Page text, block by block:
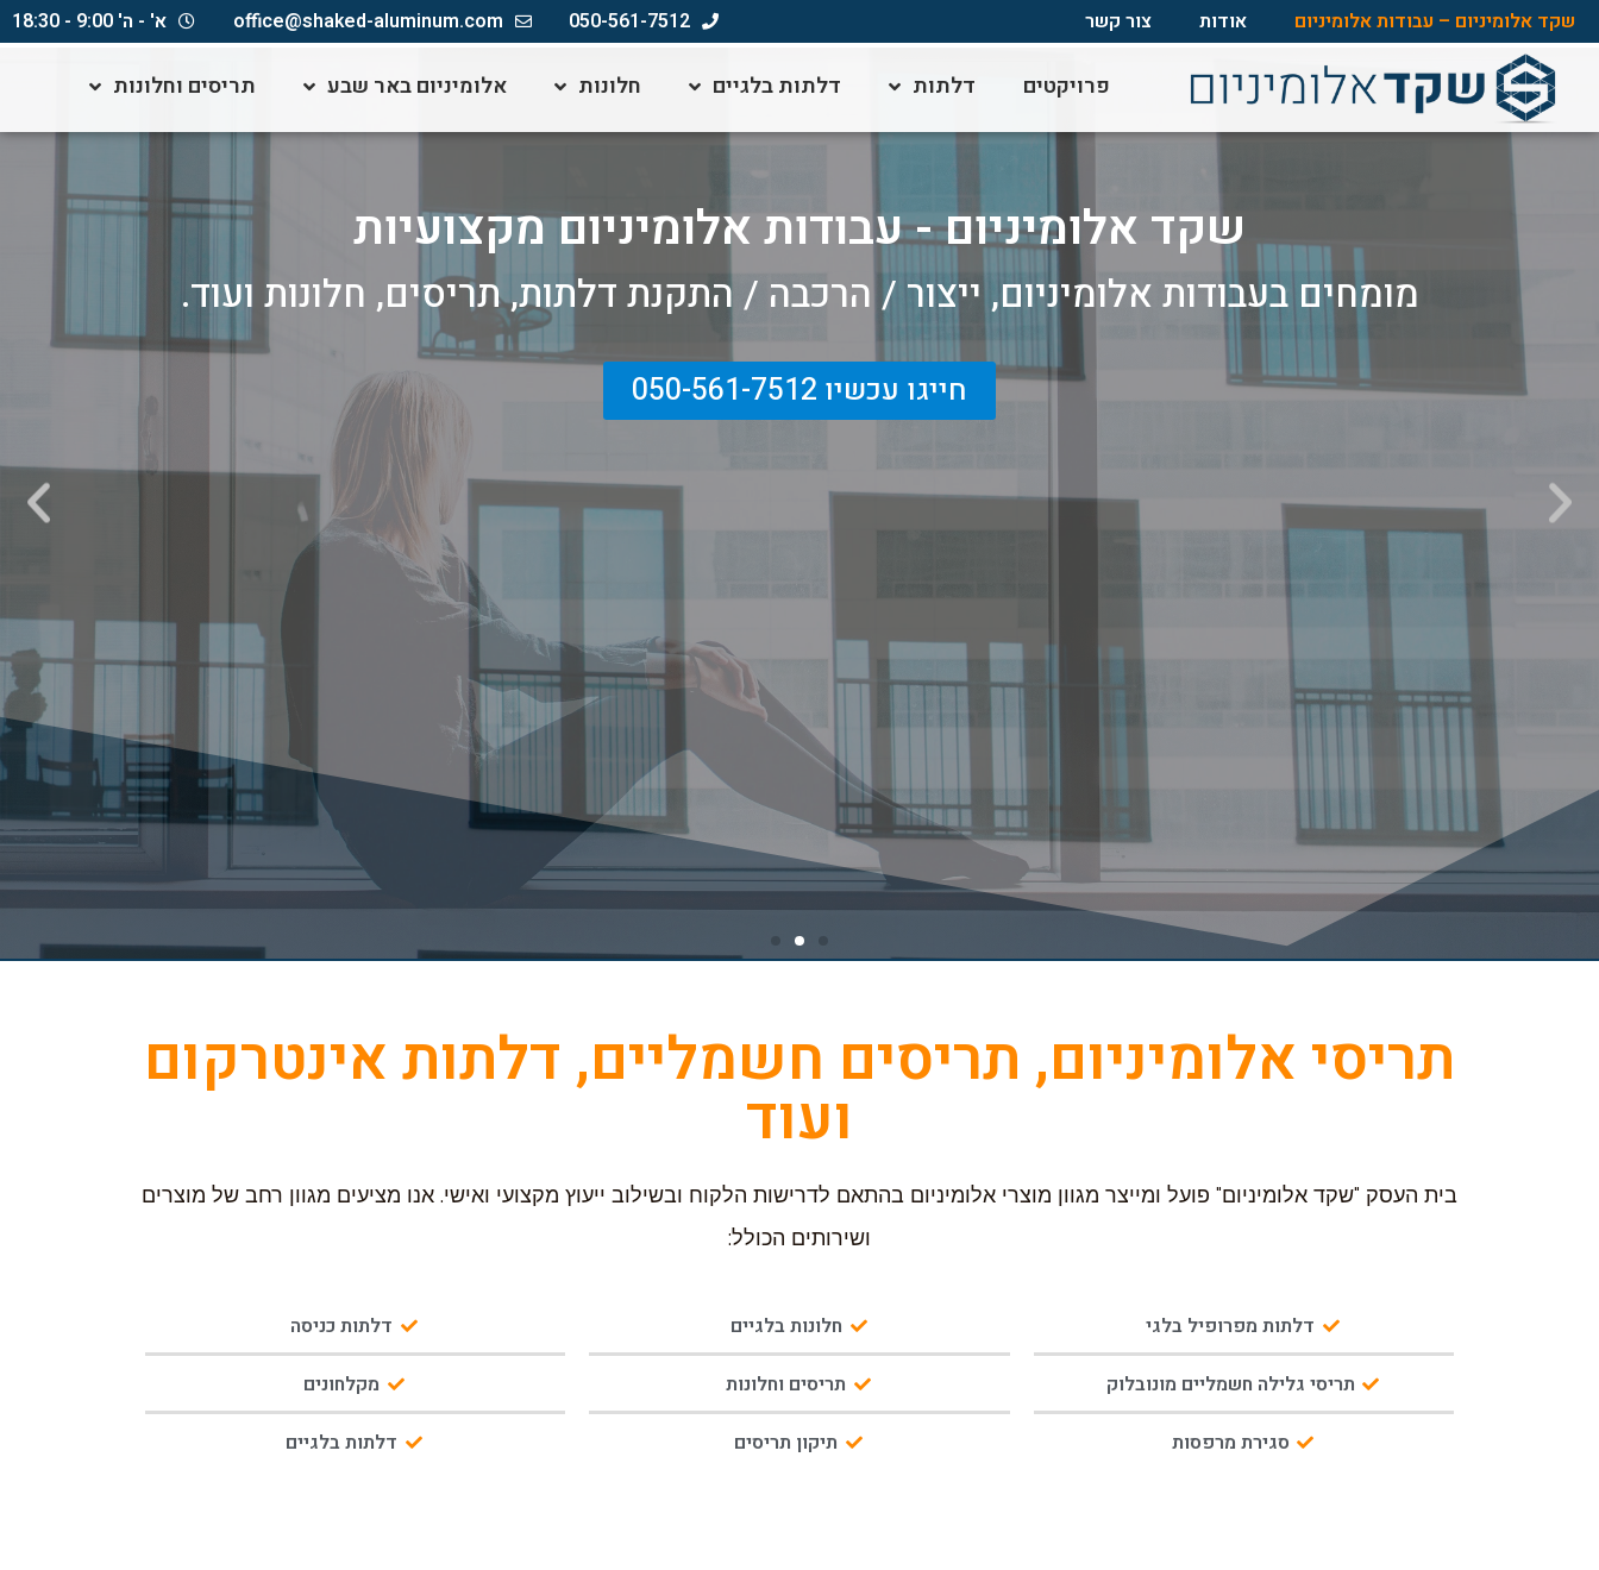
שקד אלומיניום – עבודות אלומיניום אודות צור קשר 050-561-7512
office@shaked-aluminum.com א' - ה' 9:00 - 18:30
פרויקטים דלתות דלתות בלגיים חלונות אלומיניום באר שבע תריסים וחלונות
שקד אלומיניום - עבודות אלומיניום מקצועיות
מומחים בעבודות אלומיניום, ייצור / הרכבה / התקנת דלתות, תריסים, חלונות ועוד.
חייגו עכשיו 050-561-7512
תריסי אלומיניום, תריסים חשמליים, דלתות אינטרקום
ועוד
בית העסק "שקד אלומיניום" פועל ומייצר מגוון מוצרי אלומיניום בהתאם לדרישות הלקוח ובשילוב ייעוץ מקצועי ואישי. אנו מציעים מגוון רחב של מוצרים
ושירותים הכולל:
דלתות מפרופיל בלגי
תריסי גלילה חשמליים מונובלוק
סגירת מרפסות
חלונות בלגיים
תריסים וחלונות
תיקון תריסים
דלתות כניסה
מקלחונים
דלתות בלגיים